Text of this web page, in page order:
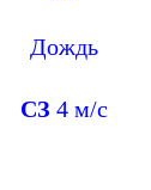
Дождь
СЗ 4 м/с